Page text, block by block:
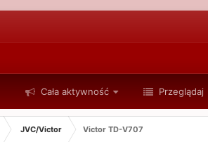
Cała aktywność Przeglądaj
JVC/Victor Victor TD-V707